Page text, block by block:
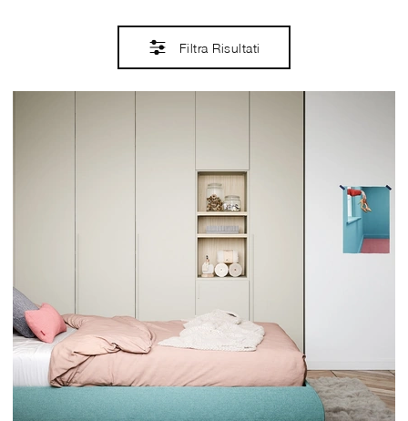
Filtra Risultati